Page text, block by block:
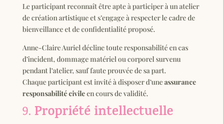
Le participant reconnaît être apte à participer à un atelier
de création artistique et s’engage à respecter le cadre de
bienveillance et de confidentialité proposé.
Anne-Claire Auriel décline toute responsabilité en cas
d’incident, dommage matériel ou corporel survenu
pendant l’atelier, sauf faute prouvée de sa part.
Chaque participant est invité à disposer d’uneassurance
responsabilité civileen cours de validité.
9. Propriété intellectuelle